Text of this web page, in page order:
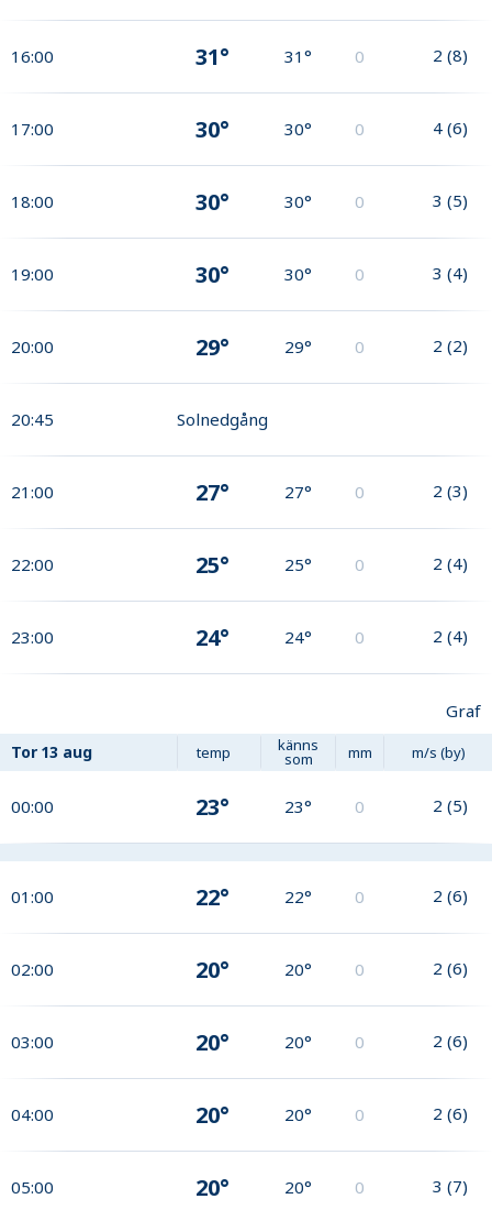
16:00 31° 31° 0 2 (8)
17:00 30° 30° 0 4 (6)
18:00 30° 30° 0 3 (5)
19:00 30° 30° 0 3 (4)
20:00 29° 29° 0 2 (2)
20:45 Solnedgång
21:00 27° 27° 0 2 (3)
22:00 25° 25° 0 2 (4)
23:00 24° 24° 0 2 (4)
Graf
Tor 13 aug temp känns
som mm m/s (by)
00:00 23° 23° 0 2 (5)
01:00 22° 22° 0 2 (6)
02:00 20° 20° 0 2 (6)
03:00 20° 20° 0 2 (6)
04:00 20° 20° 0 2 (6)
05:00 20° 20° 0 3 (7)